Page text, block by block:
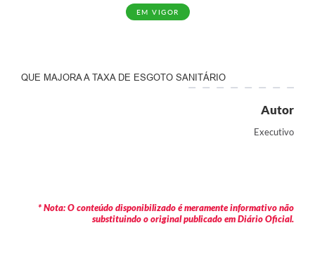
EM VIGOR
QUE MAJORA A TAXA DE ESGOTO SANITÁRIO
Autor
Executivo
* Nota: O conteúdo disponibilizado é meramente informativo não
substituindo o original publicado em Diário Oficial.